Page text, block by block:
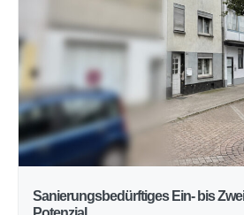
Sanierungsbedürftiges Ein- bis